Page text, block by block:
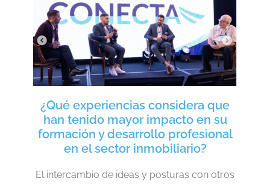
¿Qué experiencias considera que
han tenido mayor impacto en su
formación y desarrollo profesional
en el sector inmobiliario?
El intercambio de ideas y posturas con otros